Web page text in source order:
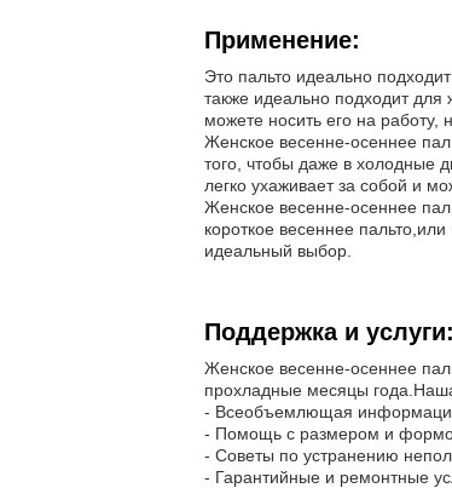
Применение:
Это пальто идеально
также идеально подходит
можете носить его на работу,
Женское весенне-осеннее
того, чтобы даже в холодные
легко ухаживает за собой и
Женское весенне-осеннее
короткое весеннее
идеальный выбор.
Поддержка и услуги:
Женское весенне-осеннее
прохладные месяцы
- Всеобъемлющая информация
- Помощь с размером и
- Советы по устранению
- Гарантийные и ремонтные